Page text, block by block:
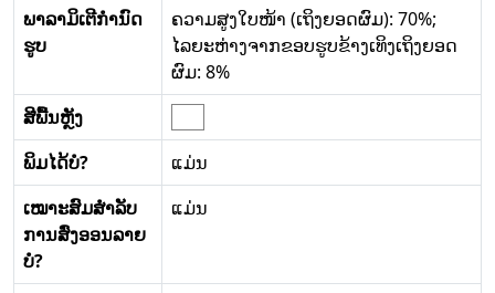
ພາລາມິເຕີກໍານົດ
ຮູບ
ຄວາມສູງໃບໜ້າ (ເຖິງຍອດຜົມ): 70%;
ໄລຍະຫ່າງຈາກຂອບຮູບຂ້າງເທິງເຖິງຍອດ
ຜົມ: 8%
ສີພື້ນຫຼັງ
ພິມໄດ້ບໍ?
ແມ່ນ
ເໝາະສົມສໍາລັບ
ການສົ່ງອອນລາຍ
ບໍ?
ແມ່ນ